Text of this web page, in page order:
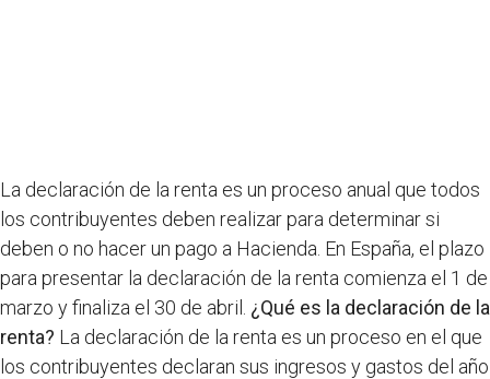
La declaración de la renta es un proceso anual que todos
los contribuyentes deben realizar para determinar si
deben o no hacer un pago a Hacienda. En España, el plazo
para presentar la declaración de la renta comienza el 1 de
marzo y finaliza el 30 de abril. ¿Qué es la declaración de la
renta? La declaración de la renta es un proceso en el que
los contribuyentes declaran sus ingresos y gastos del año